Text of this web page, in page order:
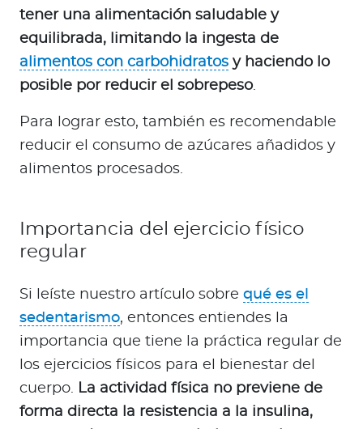
tener una alimentación saludable y
equilibrada, limitando la ingesta de
alimentos con carbohidratos y haciendo lo
posible por reducir el sobrepeso.
Para lograr esto, también es recomendable
reducir el consumo de azúcares añadidos y
alimentos procesados.
Importancia del ejercicio físico
regular
Si leíste nuestro artículo sobre qué es el
sedentarismo, entonces entiendes la
importancia que tiene la práctica regular de
los ejercicios físicos para el bienestar del
cuerpo. La actividad física no previene de
forma directa la resistencia a la insulina,